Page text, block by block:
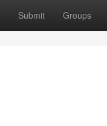
Submit Groups